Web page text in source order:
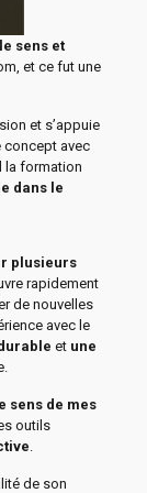
sens et
et ce fut une
et s’appuie
concept avec
la formation
dans le
plusieurs
rapidement
de nouvelles
avec le
et une
sens de mes
outils
.
de son